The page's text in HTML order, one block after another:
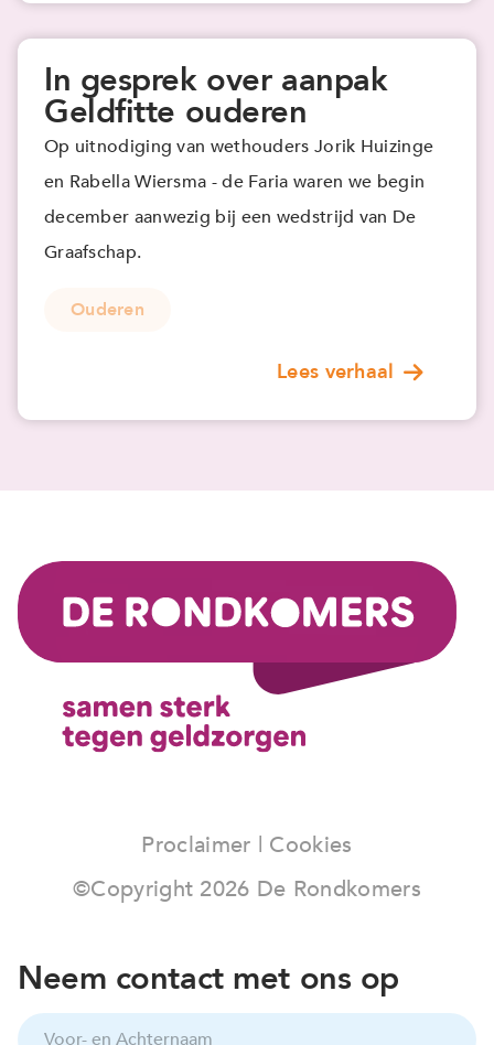
In gesprek over aanpak
Geldfitte ouderen
Op uitnodiging van wethouders Jorik Huizinge
en Rabella Wiersma - de Faria waren we begin
december aanwezig bij een wedstrijd van De
Graafschap.
Ouderen
Lees verhaal
Proclaimer | Cookies
©Copyright 2026 De Rondkomers
Neem contact met ons op
V